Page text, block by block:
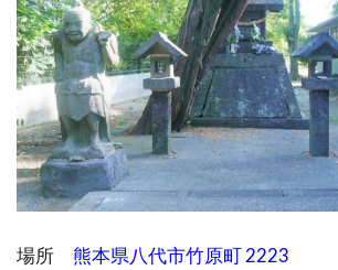
場所 熊本県八代市竹原町 2223